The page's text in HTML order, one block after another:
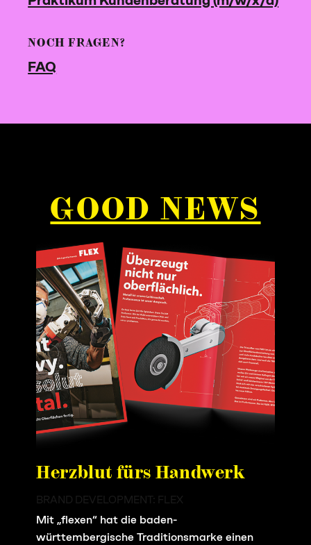
NOCH FRAGEN?
FAQ
GOOD NEWS
Herzblut fürs Handwerk
BRAND DEVELOPMENT: FLEX
Mit „flexen“ hat die baden-
württembergische Traditionsmarke einen